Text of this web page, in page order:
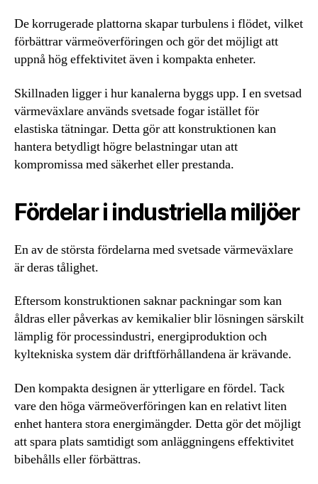
De korrugerade plattorna skapar turbulens i flödet, vilket
förbättrar värmeöverföringen och gör det möjligt att
uppnå hög effektivitet även i kompakta enheter.
Skillnaden ligger i hur kanalerna byggs upp. I en svetsad
värmeväxlare används svetsade fogar istället för
elastiska tätningar. Detta gör att konstruktionen kan
hantera betydligt högre belastningar utan att
kompromissa med säkerhet eller prestanda.
Fördelar i industriella miljöer
En av de största fördelarna med svetsade värmeväxlare
är deras tålighet.
Eftersom konstruktionen saknar packningar som kan
åldras eller påverkas av kemikalier blir lösningen särskilt
lämplig för processindustri, energiproduktion och
kyltekniska system där driftförhållandena är krävande.
Den kompakta designen är ytterligare en fördel. Tack
vare den höga värmeöverföringen kan en relativt liten
enhet hantera stora energimängder. Detta gör det möjligt
att spara plats samtidigt som anläggningens effektivitet
bibehålls eller förbättras.